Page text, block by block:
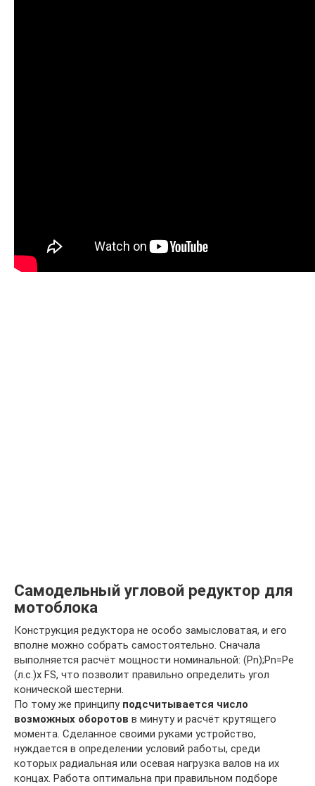
Самодельный угловой редуктор для
мотоблока
Конструкция редуктора не особо замысловатая, и его
вполне можно собрать самостоятельно. Сначала
выполняется расчёт мощности номинальной: (Pn);Pn=Ре
(л.с.)х FS, что позволит правильно определить угол
конической шестерни.
По тому же принципу подсчитывается число
возможных оборотов в минуту и расчёт крутящего
момента. Сделанное своими руками устройство,
нуждается в определении условий работы, среди
которых радиальная или осевая нагрузка валов на их
концах. Работа оптимальна при правильном подборе